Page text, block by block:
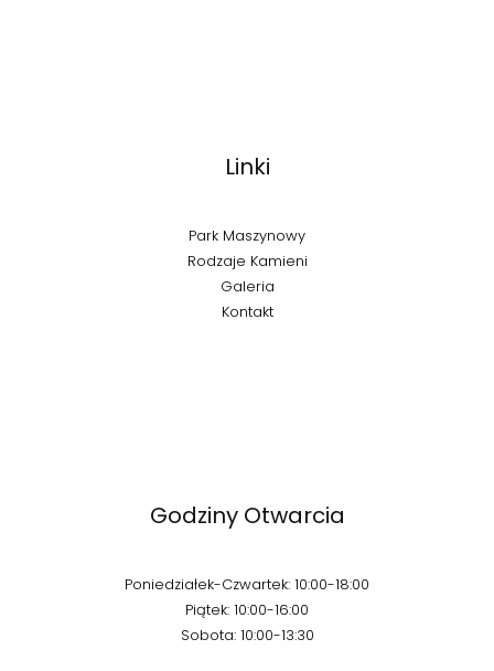
Linki
Park Maszynowy
Rodzaje Kamieni
Galeria
Kontakt
Godziny Otwarcia
Poniedziałek-Czwartek: 10:00-18:00
Piątek: 10:00-16:00
Sobota: 10:00-13:30